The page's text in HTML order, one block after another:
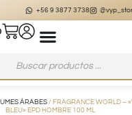
3738 @vyp_store.chile
ÁRABES/ FRAGRANCE WORLD –
BLEU» EPD HOMBRE 100 ML